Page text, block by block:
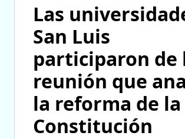
Las
San Luis
participaron de
reunión que
la reforma de la
Constitución